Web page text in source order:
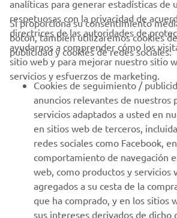
CORPORATIVO
PROFESIONALES
MÁS YAMAHA
AYUDA
BOLETÍN DE NOTICIAS
Sé el primero en enterarte de las últimas
analíticas para generar estadísticas de
respetuosas con la privacidad de
directrices de las autoridades de
ayudarnos a comprender cómo los
sitio web y para mejorar nuestro sitio
servicios y esfuerzos de marketing.
Si proporciona su consentimiento
botón, también utilizaremos cookies
publicidad y cookies de redes sociales:
Cookies de seguimiento /
anuncios relevantes de nuestros
servicios adaptados a usted en
en sitios web de terceros,
redes sociales como Facebook,
comportamiento de navegación
web, como productos y servicios
agregados a su cesta de la
que ha comprado, y en los sitios
sus intereses derivados de